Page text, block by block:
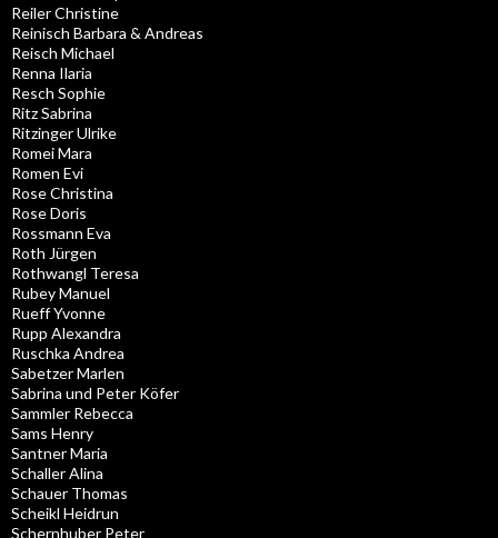
Reiler Christine
Reinisch Barbara & Andreas
Reisch Michael
Renna Ilaria
Resch Sophie
Ritz Sabrina
Ritzinger Ulrike
Romei Mara
Romen Evi
Rose Christina
Rose Doris
Rossmann Eva
Roth Jürgen
Rothwangl Teresa
Rubey Manuel
Rueff Yvonne
Rupp Alexandra
Ruschka Andrea
Sabetzer Marlen
Sabrina und Peter Köfer
Sammler Rebecca
Sams Henry
Santner Maria
Schaller Alina
Schauer Thomas
Scheikl Heidrun
Schernhuber Peter